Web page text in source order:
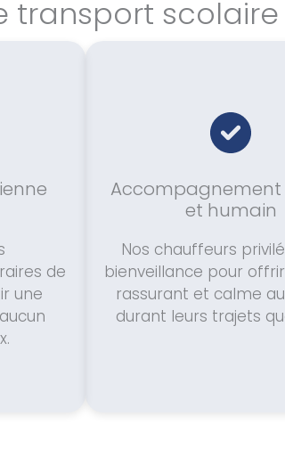
transport
de
une
et humain
Nos chauffeurs
bienveillance pour
rassurant et calme
durant leurs trajets